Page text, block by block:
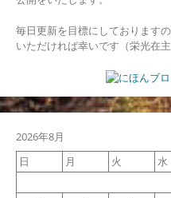
毎日更新を目標にしております
いただければ幸いです（栄光在主
2026年8月
日
月 火 水